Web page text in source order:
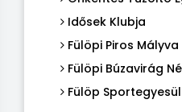
Idősek Klubja
Fülöpi Piros
Fülöpi Búzavirág
Fülöp